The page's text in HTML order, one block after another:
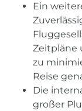
Ein
Zeitpläne
zu
Reise
Die
großer